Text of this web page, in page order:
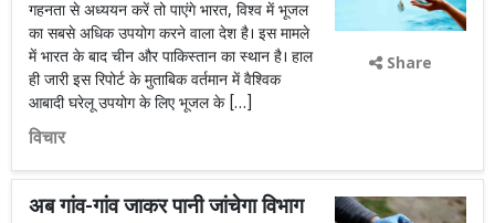
गहनता से अध्ययन करें तो पाएंगे भारत, विश्व में भूजल
का सबसे अधिक उपयोग करने वाला देश है। इस मामले
में भारत के बाद चीन और पाकिस्तान का स्थान है। हाल
ही जारी इस रिपोर्ट के मुताबिक वर्तमान में वैश्विक
आबादी घरेलू उपयोग के लिए भूजल के […]
विचार
Share
अब गांव-गांव जाकर पानी जांचेगा विभाग